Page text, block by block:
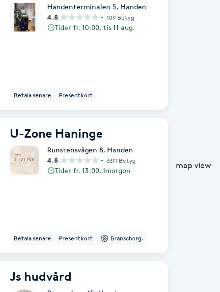
Handenterminalen 5, Handen
4.8
109 Betyg
Tider fr. 10:00, tis 11 aug.
Betala senare Presentkort
U-Zone Haninge
Runstensvägen 8, Handen
4.8
3311 Betyg
Tider fr. 13:00, Imorgon
Betala senare Presentkort Branschorg.
Js hudvård
map view